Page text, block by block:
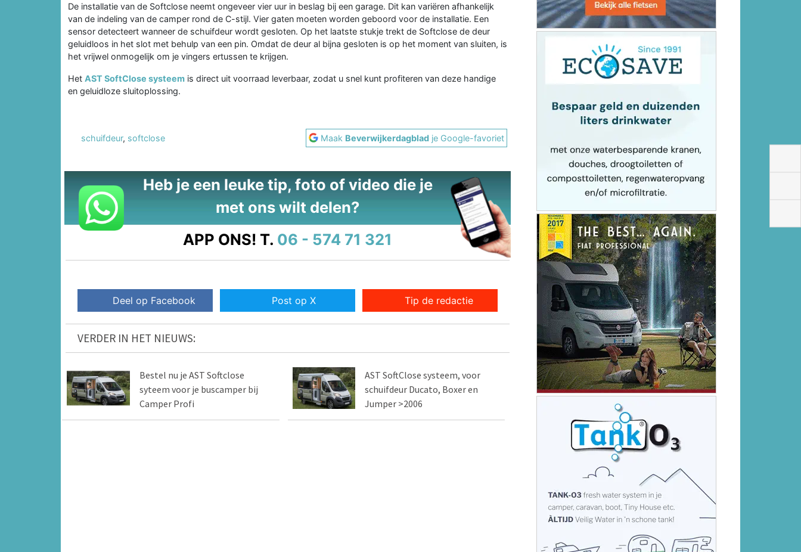
De installatie van de Softclose neemt ongeveer vier uur in beslag bij een garage. Dit kan variëren afhankelijk
van de indeling van de camper rond de C-stijl. Vier gaten moeten worden geboord voor de installatie. Een
sensor detecteert wanneer de schuifdeur wordt gesloten. Op het laatste stukje trekt de Softclose de deur
geluidloos in het slot met behulp van een pin. Omdat de deur al bijna gesloten is op het moment van sluiten, is
het vrijwel onmogelijk om je vingers ertussen te krijgen.
Het AST SoftClose systeem is direct uit voorraad leverbaar, zodat u snel kunt profiteren van deze handige
en geluidloze sluitoplossing.
schuifdeur, softclose Maak Beverwijkerdagblad je Google-favoriet
Heb je een leuke tip, foto of video die je
met ons wilt delen?
APP ONS! T. 06 - 574 71 321
Deel op Facebook Post op X Tip de redactie
VERDER IN HET NIEUWS:
Bestel nu je AST Softclose
syteem voor je buscamper bij
Camper Profi
AST SoftClose systeem, voor
schuifdeur Ducato, Boxer en
Jumper >2006